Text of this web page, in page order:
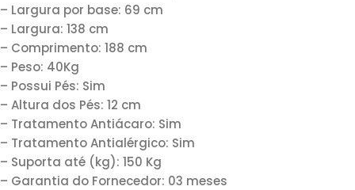
– Largura por base: 69 cm
– Largura: 138 cm
– Comprimento: 188 cm
– Peso: 40Kg
– Possui Pés: Sim
– Altura dos Pés: 12 cm
– Tratamento Antiácaro: Sim
– Tratamento Antialérgico: Sim
– Suporta até (kg): 150 Kg
– Garantia do Fornecedor: 03 meses